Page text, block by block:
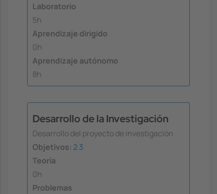
Laboratorio
5h
Aprendizaje dirigido
0h
Aprendizaje autónomo
8h
Desarrollo de la Investigación
Desarrollo del proyecto de investigación
Objetivos: 23
Teoría
0h
Problemas